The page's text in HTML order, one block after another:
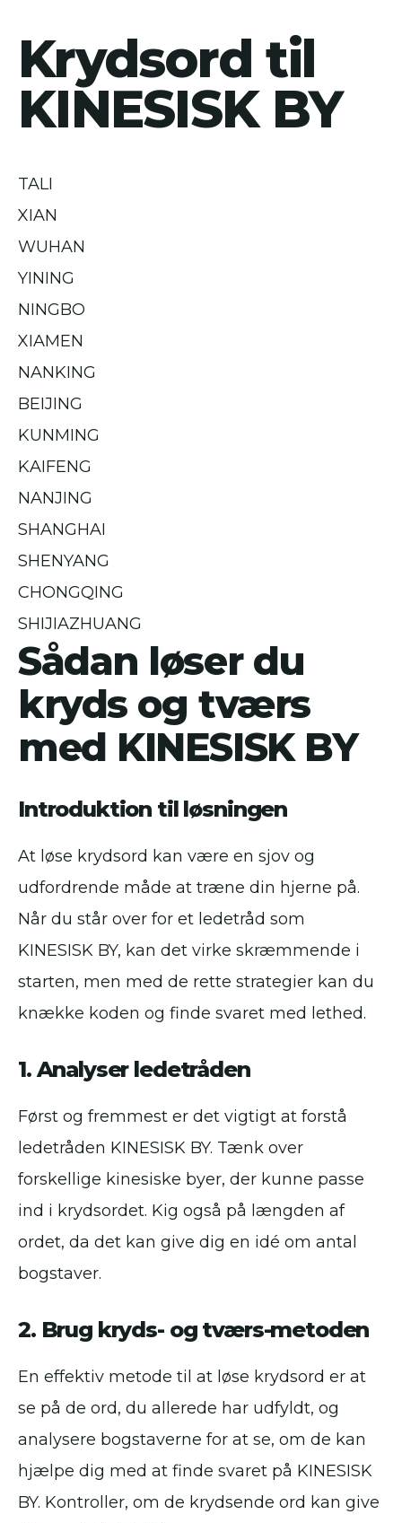
Krydsord til
KINESISK BY
TALI
XIAN
WUHAN
YINING
NINGBO
XIAMEN
NANKING
BEIJING
KUNMING
KAIFENG
NANJING
SHANGHAI
SHENYANG
CHONGQING
SHIJIAZHUANG
Sådan løser du
kryds og tværs
med KINESISK BY
Introduktion til løsningen
At løse krydsord kan være en sjov og
udfordrende måde at træne din hjerne på.
Når du står over for et ledetråd som
KINESISK BY, kan det virke skræmmende i
starten, men med de rette strategier kan du
knække koden og finde svaret med lethed.
1. Analyser ledetråden
Først og fremmest er det vigtigt at forstå
ledetråden KINESISK BY. Tænk over
forskellige kinesiske byer, der kunne passe
ind i krydsordet. Kig også på længden af
ordet, da det kan give dig en idé om antal
bogstaver.
2. Brug kryds- og tværs-metoden
En effektiv metode til at løse krydsord er at
se på de ord, du allerede har udfyldt, og
analysere bogstaverne for at se, om de kan
hjælpe dig med at finde svaret på KINESISK
BY. Kontroller, om de krydsende ord kan give